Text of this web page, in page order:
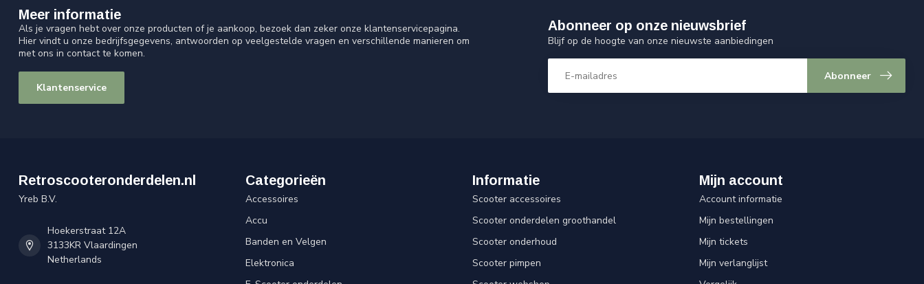
Meer informatie
Als je vragen hebt over onze producten of je aankoop, bezoek dan zeker onze klantenservicepagina.
Hier vindt u onze bedrijfsgegevens, antwoorden op veelgestelde vragen en verschillende manieren om
met ons in contact te komen.
Klantenservice
Abonneer op onze nieuwsbrief
Blijf op de hoogte van onze nieuwste aanbiedingen
Abonneer
Retroscooteronderdelen.nl
Yreb B.V.
Hoekerstraat 12A
3133KR Vlaardingen
Netherlands
Categorieën
Accessoires
Accu
Banden en Velgen
Elektronica
Informatie
Scooter accessoires
Scooter onderdelen groothandel
Scooter onderhoud
Scooter pimpen
Mijn account
Account informatie
Mijn bestellingen
Mijn tickets
Mijn verlanglijst